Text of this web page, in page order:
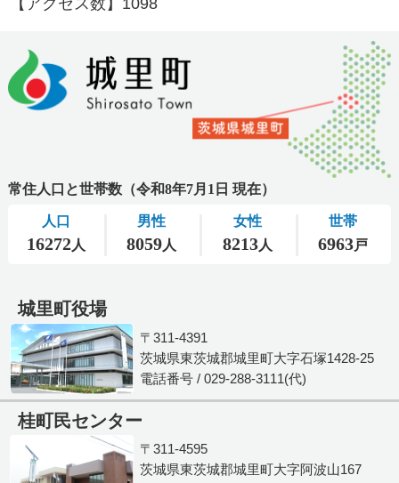
城里町役場
〒311-4391
茨城県東茨城郡城里町大字石塚1428-25
電話番号 / 029-288-3111(代)
桂町民センター
〒311-4595
茨城県東茨城郡城里町大字阿波山167